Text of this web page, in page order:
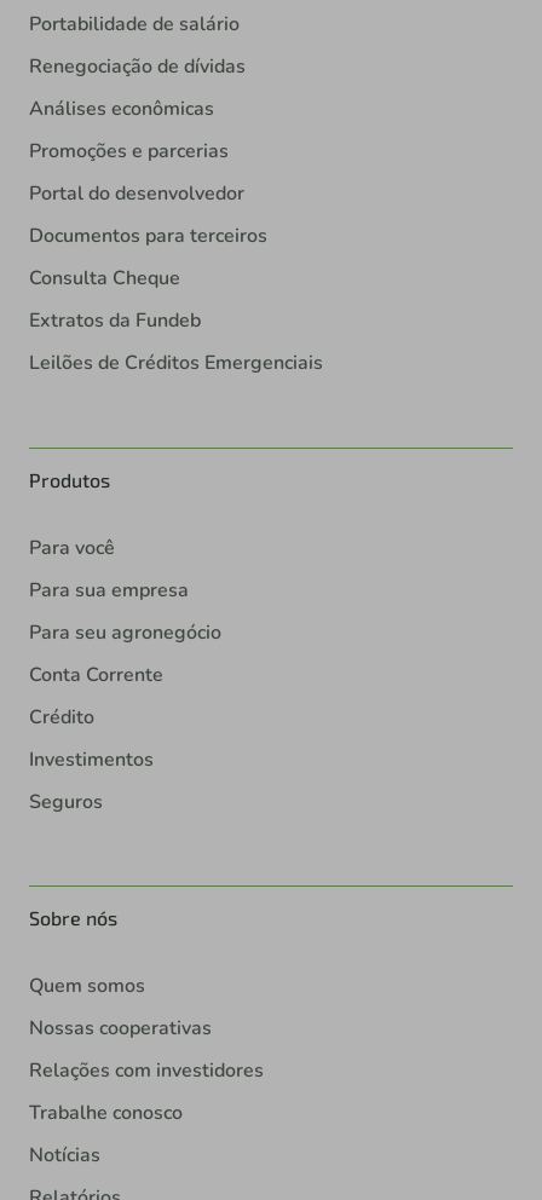
Portabilidade de salário
Renegociação de dívidas
Análises econômicas
Promoções e parcerias
Portal do desenvolvedor
Documentos para terceiros
Consulta Cheque
Extratos da Fundeb
Leilões de Créditos Emergenciais
Produtos
Para você
Para sua empresa
Para seu agronegócio
Conta Corrente
Crédito
Investimentos
Seguros
Sobre nós
Quem somos
Nossas cooperativas
Relações com investidores
Trabalhe conosco
Notícias